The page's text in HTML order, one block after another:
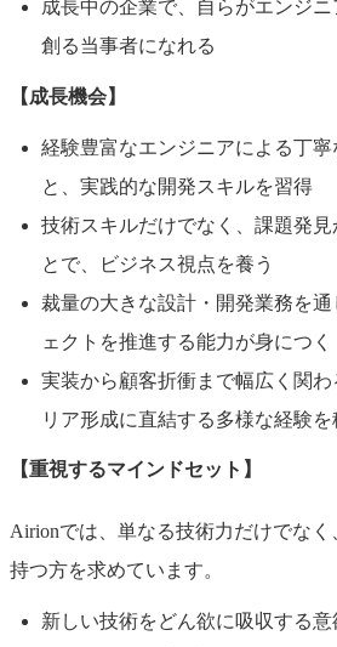
成長中の企業で、自らがエンジ
創る当事者になれる
【成長機会】
経験豊富なエンジニアによる丁
と、実践的な開発スキルを習得
技術スキルだけでなく、課題発見
とで、ビジネス視点を養う
裁量の大きな設計・開発業務を
ェクトを推進する能力が身につく
実装から顧客折衝まで幅広く関
リア形成に直結する多様な経験を
【重視するマインドセット】
Airionでは、単なる技術力だけでな
持つ方を求めています。
新しい技術をどん欲に吸収する意